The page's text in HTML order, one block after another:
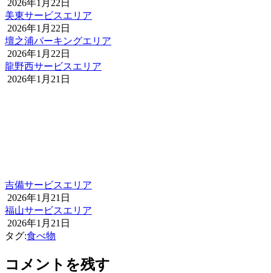
2026年1月22日
美東サービスエリア
2026年1月22日
壇之浦パーキングエリア
2026年1月22日
龍野西サービスエリア
2026年1月21日
吉備サービスエリア
2026年1月21日
福山サービスエリア
2026年1月21日
タグ:食べ物
コメントを残す